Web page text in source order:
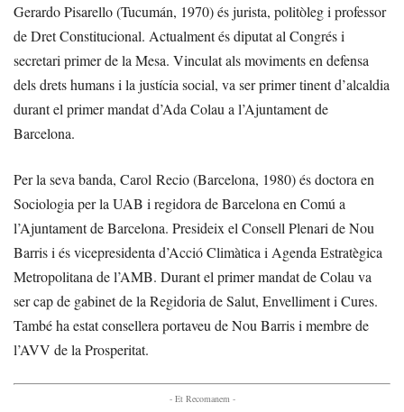
Gerardo Pisarello (Tucumán, 1970) és jurista, politòleg i professor
de Dret Constitucional. Actualment és diputat al Congrés i
secretari primer de la Mesa. Vinculat als moviments en defensa
dels drets humans i la justícia social, va ser primer tinent d’alcaldia
durant el primer mandat d’Ada Colau a l’Ajuntament de
Barcelona.
Per la seva banda, Carol Recio (Barcelona, 1980) és doctora en
Sociologia per la UAB i regidora de Barcelona en Comú a
l’Ajuntament de Barcelona. Presideix el Consell Plenari de Nou
Barris i és vicepresidenta d’Acció Climàtica i Agenda Estratègica
Metropolitana de l’AMB. Durant el primer mandat de Colau va
ser cap de gabinet de la Regidoria de Salut, Envelliment i Cures.
També ha estat consellera portaveu de Nou Barris i membre de
l’AVV de la Prosperitat.
- Et Recomanem -